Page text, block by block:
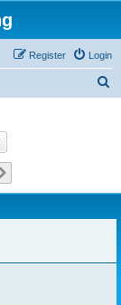
Login
Register